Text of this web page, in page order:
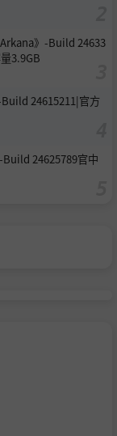
》-Build 24633
3.9GB
24615211|官方
Build 24625789官中